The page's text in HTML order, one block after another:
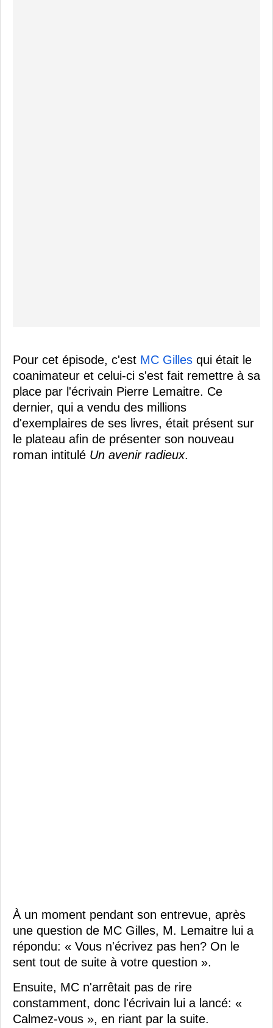
Pour cet épisode, c'est MC Gilles qui était le
coanimateur et celui-ci s'est fait remettre à sa
place par l'écrivain Pierre Lemaitre. Ce
dernier, qui a vendu des millions
d'exemplaires de ses livres, était présent sur
le plateau afin de présenter son nouveau
roman intitulé Un avenir radieux.
À un moment pendant son entrevue, après
une question de MC Gilles, M. Lemaitre lui a
répondu: « Vous n'écrivez pas hen? On le
sent tout de suite à votre question ».
Ensuite, MC n'arrêtait pas de rire
constamment, donc l'écrivain lui a lancé: «
Calmez-vous », en riant par la suite.